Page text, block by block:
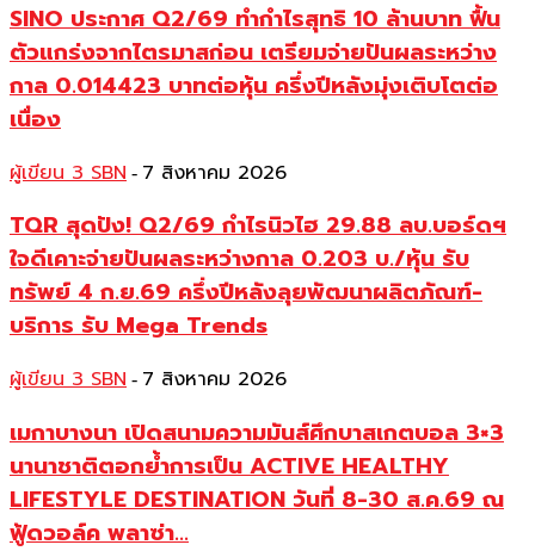
SINO ประกาศ Q2/69 ทำกำไรสุทธิ 10 ล้านบาท ฟื้น
ตัวแกร่งจากไตรมาสก่อน เตรียมจ่ายปันผลระหว่าง
กาล 0.014423 บาทต่อหุ้น ครึ่งปีหลังมุ่งเติบโตต่อ
เนื่อง
ผู้เขียน 3 SBN - 7 สิงหาคม 2026
TQR สุดปัง! Q2/69 กำไรนิวไฮ 29.88 ลบ.บอร์ดฯ
ใจดีเคาะจ่ายปันผลระหว่างกาล 0.203 บ./หุ้น รับ
ทรัพย์ 4 ก.ย.69 ครึ่งปีหลังลุยพัฒนาผลิตภัณฑ์-
บริการ รับ Mega Trends
ผู้เขียน 3 SBN - 7 สิงหาคม 2026
เมกาบางนา เปิดสนามความมันส์ศึกบาสเกตบอล 3×3
นานาชาติตอกย้ำการเป็น ACTIVE HEALTHY
LIFESTYLE DESTINATION วันที่ 8-30 ส.ค.69 ณ
ฟู้ดวอล์ค พลาซ่า...